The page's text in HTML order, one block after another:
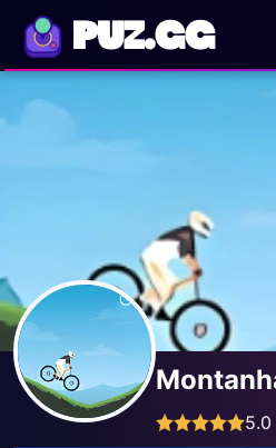
PUZ.GG
5.0